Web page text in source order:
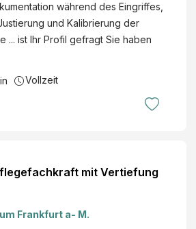
während des Eingriffes,
und Kalibrierung der
... ist Ihr Profil gefragt Sie haben
Vollzeit
mit Vertiefung
Frankfurt a- M.